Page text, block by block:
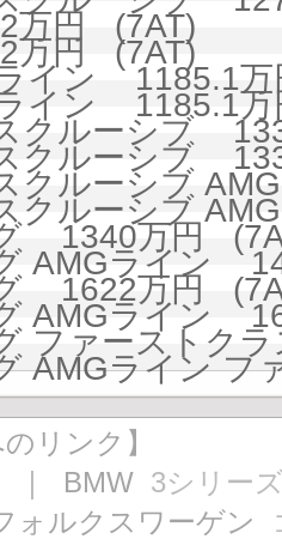
万円 (7AT)
万円 (7AT)
イン 1185.1
イン 1185.1
クルーシブ
クルーシブ
クルーシブ
クルーシブ
1340万円
AMGライン
1622万円
AMGライン
ファーストク
AMGライン
リンク】
｜ BMW 3シリー
ォルクスワーゲン